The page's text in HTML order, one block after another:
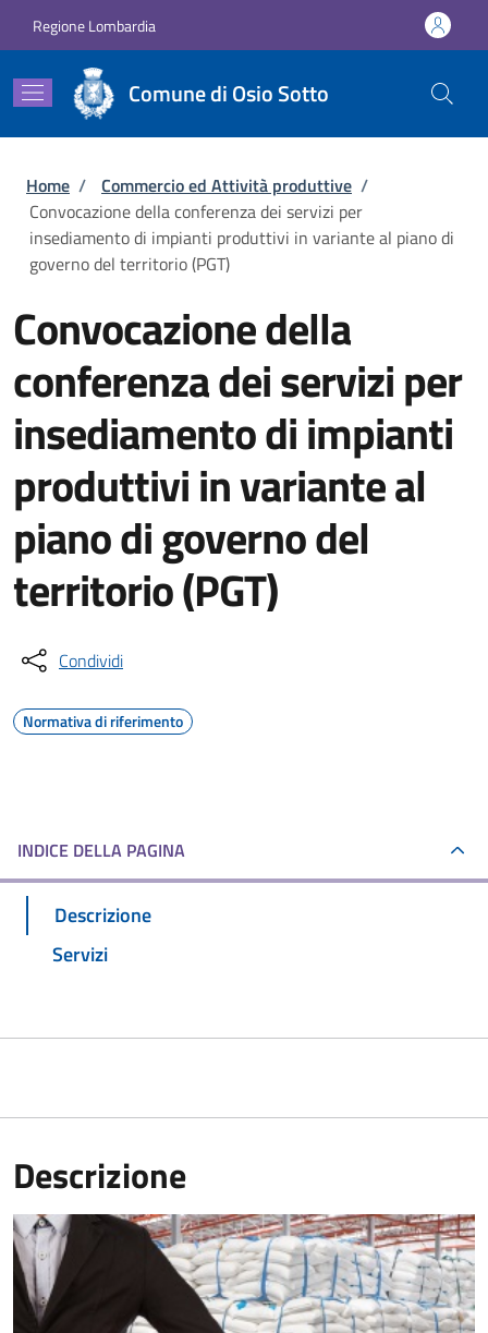
Regione Lombardia
Comune di Osio Sotto
Briciole di pane
Home / Commercio ed Attività produttive /
Convocazione della conferenza dei servizi per
insediamento di impianti produttivi in variante al piano di
governo del territorio (PGT)
Convocazione della
conferenza dei servizi per
insediamento di impianti
produttivi in variante al
piano di governo del
territorio (PGT)
Condividi
Normativa di riferimento
INDICE DELLA PAGINA
Descrizione
Servizi
Descrizione